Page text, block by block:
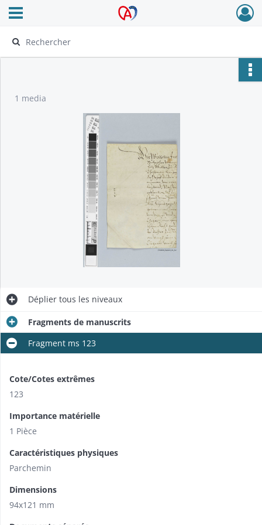
Archives Alsace - Colmar
Ouvrir le menu déroulant
1 media
Déplier tous les niveaux
Fragments de manuscrits
Fragment ms 123
Cote/Cotes extrêmes
123
Importance matérielle
1 Pièce
Caractéristiques physiques
Parchemin
Dimensions
94x121 mm